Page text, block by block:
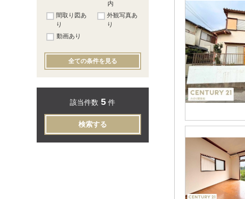
内
間取り図あ
り
外観写真あ
り
動画あり
全ての条件を見る
該当件数 5 件
検索する